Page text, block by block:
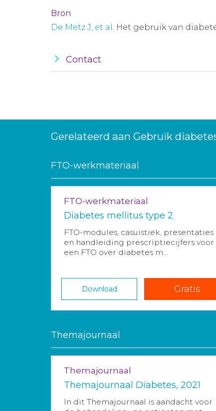
Bron
De Metz J, et al . Het gebruik van
Contact
Gerelateerd aan Gebruik
FTO-werkmateriaal
FTO-werkmateriaal
Diabetes mellitus type 2
FTO-modules, casuïstiek, presentaties
en handleiding prescriptiecijfers voor
een FTO over diabetes m...
Download Gratis
Themajournaal
Themajournaal
Themajournaal Diabetes, 2021
In dit Themajournaal is aandacht voor